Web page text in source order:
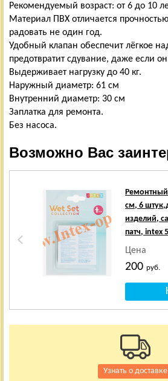
Рекомендуемый возраст: от 6 до 10
Материал ПВХ отличается
радовать не один год.
Удобный клапан обеспечит лёгкое
предотвратит сдувание, даже если он
Выдерживает нагрузку до 40 кг.
Наружный диаметр: 61 см
Внутренний диаметр: 30 см
Заплатка для ремонта.
Без насоса.
Возможно Вас
Ремонтный
см, 6
изделий,
патч, intex
Цена
200руб.
Узнать о доставке